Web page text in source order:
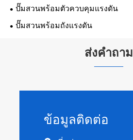
ปั๊มสวนพร้อมตัวควบคุมแรงดัน
ปั๊มสวนพร้อมถังแรงดัน
ส่งคำถาม
ข้อมูลติดต่อ